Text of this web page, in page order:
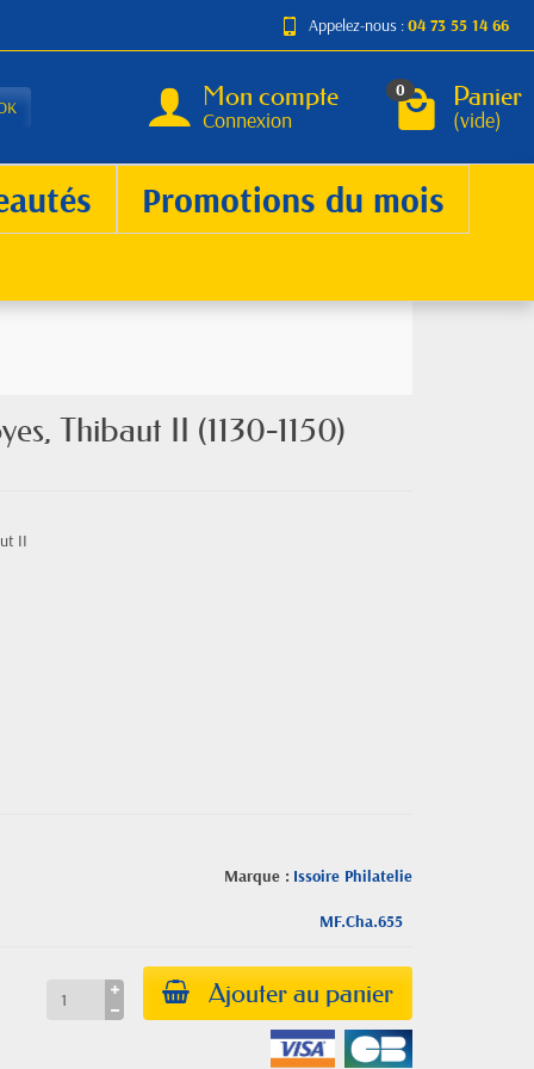
Appelez-nous :04 73 55 14 66
Mon compte
Connexion
0 Panier
(vide)
Promotions du mois
Thibaut II (1130-1150)
II
Marque : Issoire Philatelie
MF.Cha.655
Ajouter au panier